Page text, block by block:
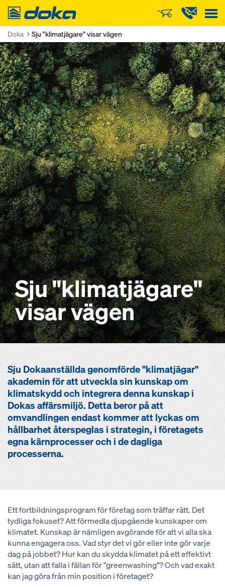
Doka
Doka Sju "klimatjägare" visar vägen
Sju "klimatjägare"
visar vägen
Sju Dokaanställda genomförde "klimatjägar"
akademin för att utveckla sin kunskap om
klimatskydd och integrera denna kunskap i
Dokas affärsmiljö. Detta beror på att
omvandlingen endast kommer att lyckas om
hållbarhet återspeglas i strategin, i företagets
egna kärnprocesser och i de dagliga
processerna.
Ett fortbildningsprogram för företag som träffar rätt. Det
tydliga fokuset? Att förmedla djupgående kunskaper om
klimatet. Kunskap är nämligen avgörande för att vi alla ska
kunna engagera oss. Vad styr det vi gör eller inte gör varje
dag på jobbet? Hur kan du skydda klimatet på ett effektivt
sätt, utan att falla i fällan för "greenwashing"? Och vad exakt
kan jag göra från min position i företaget?